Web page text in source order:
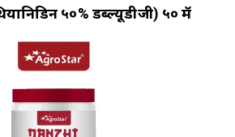
५०% डब्ल्यूडीजी) ५० ग्रॅम